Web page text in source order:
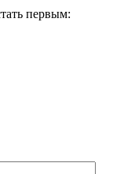
первым: